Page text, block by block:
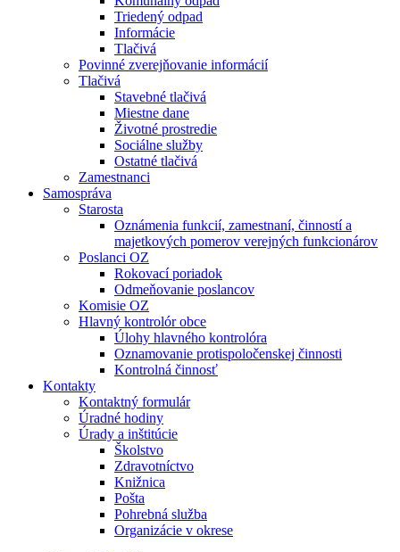
Triedený odpad
Informácie
Tlačivá
Povinné zverejňovanie informácií
Tlačivá
Stavebné tlačivá
Miestne dane
Životné prostredie
Sociálne služby
Ostatné tlačivá
Zamestnanci
Samospráva
Starosta
Oznámenia funkcií, zamestnaní, činností a
majetkových pomerov verejných funkcionárov
Poslanci OZ
Rokovací poriadok
Odmeňovanie poslancov
Komisie OZ
Hlavný kontrolór obce
Úlohy hlavného kontrolóra
Oznamovanie protispoločenskej činnosti
Kontrolná činnosť
Kontakty
Kontaktný formulár
Úradné hodiny
Úrady a inštitúcie
Školstvo
Zdravotníctvo
Knižnica
Pošta
Pohrebná služba
Organizácie v okrese